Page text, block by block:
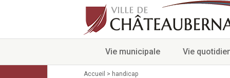
Vie municipale Vie
Accueil > handicap